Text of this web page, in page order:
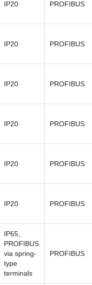
IP20 PROFIBUS
IP20 PROFIBUS
IP20 PROFIBUS
IP20 PROFIBUS
IP20 PROFIBUS
IP20 PROFIBUS
IP65,
PROFIBUS
via spring-
type
terminals
PROFIBUS